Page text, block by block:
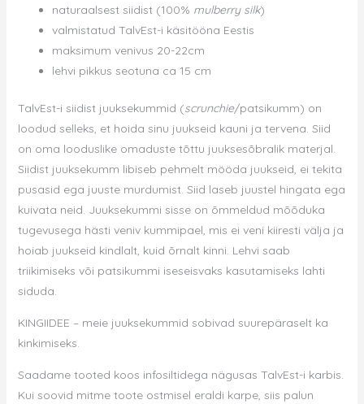
naturaalsest siidist (100% mulberry silk)
valmistatud TalvEst-i käsitööna Eestis
maksimum venivus 20-22cm
lehvi pikkus seotuna ca 15 cm
TalvEst-i siidist juuksekummid (scrunchie/patsikumm) on
loodud selleks, et hoida sinu juukseid kauni ja tervena. Siid
on oma looduslike omaduste tõttu juuksesõbralik materjal.
Siidist juuksekumm libiseb pehmelt mööda juukseid, ei tekita
pusasid ega juuste murdumist. Siid laseb juustel hingata ega
kuivata neid. Juuksekummi sisse on õmmeldud mõõduka
tugevusega hästi veniv kummipael, mis ei veni kiiresti välja ja
hoiab juukseid kindlalt, kuid õrnalt kinni. Lehvi saab
triikimiseks või patsikummi iseseisvaks kasutamiseks lahti
siduda.
KINGIIDEE – meie juuksekummid sobivad suurepäraselt ka
kinkimiseks.
Saadame tooted koos infosiltidega nägusas TalvEst-i karbis.
Kui soovid mitme toote ostmisel eraldi karpe, siis palun